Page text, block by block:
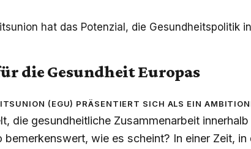
hat das Potenzial, die
die Gesundheit Europas
(EGU) präsentiert sich als ein
die gesundheitliche Zusammenarbeit innerhalb
wie es scheint? In einer Zeit, in